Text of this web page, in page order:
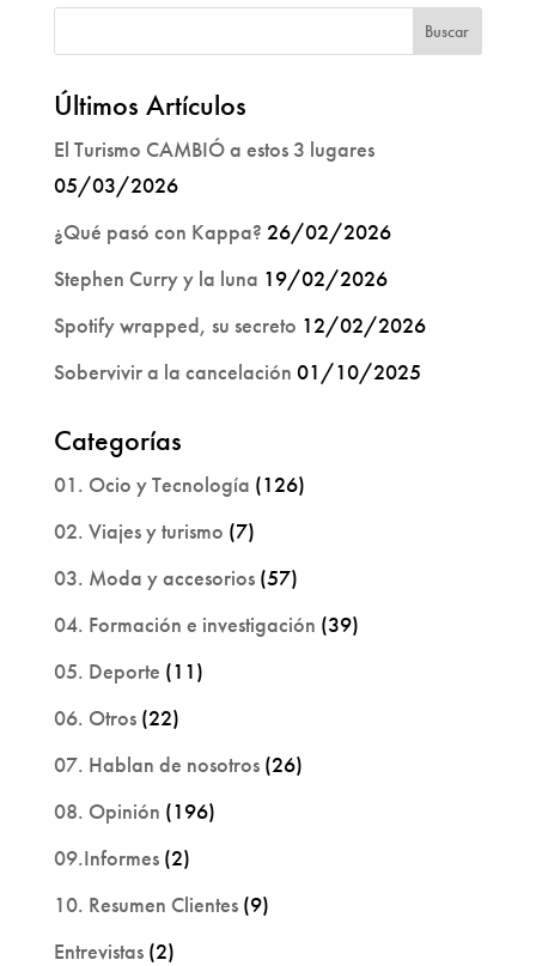
Últimos Artículos
El Turismo CAMBIÓ a estos 3 lugares
05/03/2026
¿Qué pasó con Kappa? 26/02/2026
Stephen Curry y la luna 19/02/2026
Spotify wrapped, su secreto 12/02/2026
Sobervivir a la cancelación 01/10/2025
Categorías
01. Ocio y Tecnología (126)
02. Viajes y turismo (7)
03. Moda y accesorios(57)
04. Formación e investigación (39)
05. Deporte (11)
06. Otros(22)
07. Hablan de nosotros(26)
08. Opinión (196)
09.Informes(2)
10. Resumen Clientes(9)
Entrevistas(2)